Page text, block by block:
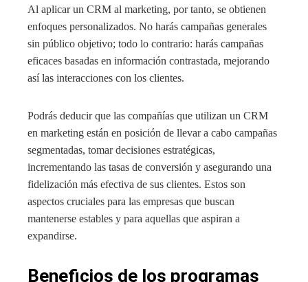
Al aplicar un CRM al marketing, por tanto, se obtienen
enfoques personalizados. No harás campañas generales
sin público objetivo; todo lo contrario: harás campañas
eficaces basadas en información contrastada, mejorando
así las interacciones con los clientes.
Podrás deducir que las compañías que utilizan un CRM
en marketing están en posición de llevar a cabo campañas
segmentadas, tomar decisiones estratégicas,
incrementando las tasas de conversión y asegurando una
fidelización más efectiva de sus clientes. Estos son
aspectos cruciales para las empresas que buscan
mantenerse estables y para aquellas que aspiran a
expandirse.
Beneficios de los programas